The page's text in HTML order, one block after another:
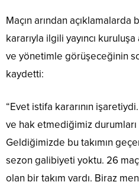
Maçın arından
kararıyla ilgili yayıncı
ve yönetimle görüşeceğinin
kaydetti:
“Evet istifa kararının
ve hak etmediğimiz
Geldiğimizde bu takımın
sezon galibiyeti yoktu. 26
olan bir takım vardı. Biraz